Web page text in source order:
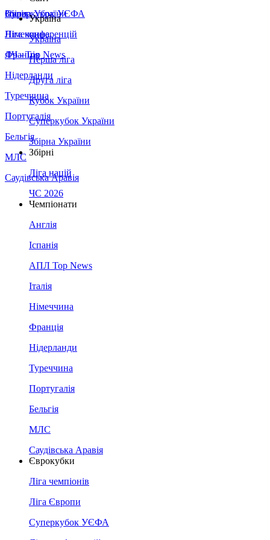
Збірна України
Італія
Німеччина
Франція
Нідерланди
Туреччина
Португалія
Бельгія
МЛС
Саудівська Аравія
Суперкубок УЄФА
Ліга конференцій
ЛЧ - Top News
Україна
Україна
Перша ліга
Друга ліга
Кубок України
Суперкубок України
Збірна України
Збірні
Ліга націй
ЧС 2026
Чемпіонати
Англія
Іспанія
АПЛ Top News
Італія
Німеччина
Франція
Нідерланди
Туреччина
Португалія
Бельгія
МЛС
Саудівська Аравія
Єврокубки
Ліга чемпіонів
Ліга Європи
Суперкубок УЄФА